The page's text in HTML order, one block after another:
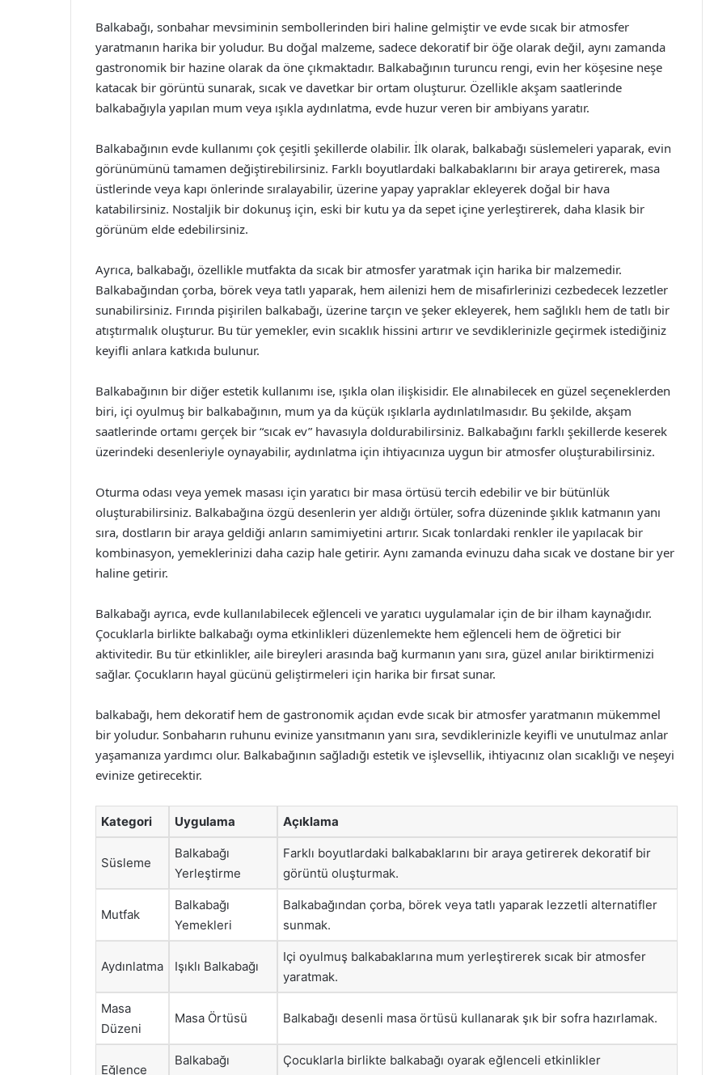
Balkabağı, sonbahar mevsiminin sembollerinden biri haline gelmiştir ve evde sıcak bir atmosfer
yaratmanın harika bir yoludur. Bu doğal malzeme, sadece dekoratif bir öğe olarak değil, aynı zamanda
gastronomik bir hazine olarak da öne çıkmaktadır. Balkabağının turuncu rengi, evin her köşesine neşe
katacak bir görüntü sunarak, sıcak ve davetkar bir ortam oluşturur. Özellikle akşam saatlerinde
balkabağıyla yapılan mum veya ışıkla aydınlatma, evde huzur veren bir ambiyans yaratır.
Balkabağının evde kullanımı çok çeşitli şekillerde olabilir. İlk olarak, balkabağı süslemeleri yaparak, evin
görünümünü tamamen değiştirebilirsiniz. Farklı boyutlardaki balkabaklarını bir araya getirerek, masa
üstlerinde veya kapı önlerinde sıralayabilir, üzerine yapay yapraklar ekleyerek doğal bir hava
katabilirsiniz. Nostaljik bir dokunuş için, eski bir kutu ya da sepet içine yerleştirerek, daha klasik bir
görünüm elde edebilirsiniz.
Ayrıca, balkabağı, özellikle mutfakta da sıcak bir atmosfer yaratmak için harika bir malzemedir.
Balkabağından çorba, börek veya tatlı yaparak, hem ailenizi hem de misafirlerinizi cezbedecek lezzetler
sunabilirsiniz. Fırında pişirilen balkabağı, üzerine tarçın ve şeker ekleyerek, hem sağlıklı hem de tatlı bir
atıştırmalık oluşturur. Bu tür yemekler, evin sıcaklık hissini artırır ve sevdiklerinizle geçirmek istediğiniz
keyifli anlara katkıda bulunur.
Balkabağının bir diğer estetik kullanımı ise, ışıkla olan ilişkisidir. Ele alınabilecek en güzel seçeneklerden
biri, içi oyulmuş bir balkabağının, mum ya da küçük ışıklarla aydınlatılmasıdır. Bu şekilde, akşam
saatlerinde ortamı gerçek bir “sıcak ev” havasıyla doldurabilirsiniz. Balkabağını farklı şekillerde keserek
üzerindeki desenleriyle oynayabilir, aydınlatma için ihtiyacınıza uygun bir atmosfer oluşturabilirsiniz.
Oturma odası veya yemek masası için yaratıcı bir masa örtüsü tercih edebilir ve bir bütünlük
oluşturabilirsiniz. Balkabağına özgü desenlerin yer aldığı örtüler, sofra düzeninde şıklık katmanın yanı
sıra, dostların bir araya geldiği anların samimiyetini artırır. Sıcak tonlardaki renkler ile yapılacak bir
kombinasyon, yemeklerinizi daha cazip hale getirir. Aynı zamanda evinuzu daha sıcak ve dostane bir yer
haline getirir.
Balkabağı ayrıca, evde kullanılabilecek eğlenceli ve yaratıcı uygulamalar için de bir ilham kaynağıdır.
Çocuklarla birlikte balkabağı oyma etkinlikleri düzenlemekte hem eğlenceli hem de öğretici bir
aktivitedir. Bu tür etkinlikler, aile bireyleri arasında bağ kurmanın yanı sıra, güzel anılar biriktirmenizi
sağlar. Çocukların hayal gücünü geliştirmeleri için harika bir fırsat sunar.
balkabağı, hem dekoratif hem de gastronomik açıdan evde sıcak bir atmosfer yaratmanın mükemmel
bir yoludur. Sonbaharın ruhunu evinize yansıtmanın yanı sıra, sevdiklerinizle keyifli ve unutulmaz anlar
yaşamanıza yardımcı olur. Balkabağının sağladığı estetik ve işlevsellik, ihtiyacınız olan sıcaklığı ve neşeyi
evinize getirecektir.
Kategori Uygulama Açıklama
Süsleme
Balkabağı
Yerleştirme
Farklı boyutlardaki balkabaklarını bir araya getirerek dekoratif bir
görüntü oluşturmak.
Mutfak
Balkabağı
Yemekleri
Balkabağından çorba, börek veya tatlı yaparak lezzetli alternatifler
sunmak.
Aydınlatma Işıklı Balkabağı
Içi oyulmuş balkabaklarına mum yerleştirerek sıcak bir atmosfer
yaratmak.
Masa
Düzeni
Masa Örtüsü Balkabağı desenli masa örtüsü kullanarak şık bir sofra hazırlamak.
Eğlence
Balkabağı
Çocuklarla birlikte balkabağı oyarak eğlenceli etkinlikler